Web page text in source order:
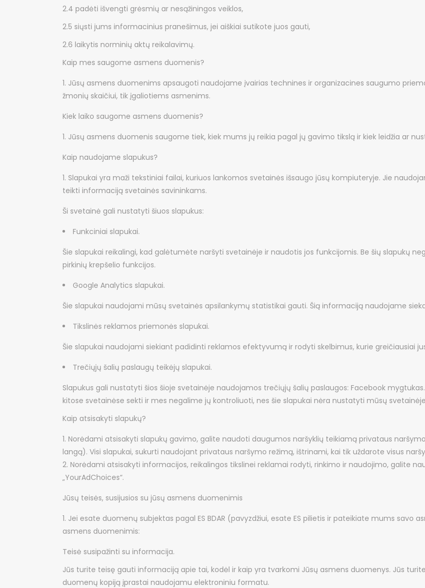
2.4 padėti išvengti grėsmių ar nesąžiningos veiklos,
2.5 siųsti jums informacinius pranešimus, jei aiškiai sutikote juos gauti,
2.6 laikytis norminių aktų reikalavimų.
Kaip mes saugome asmens duomenis?
Jūsų asmens duomenims apsaugoti naudojame įvairias technines ir organizacines saugumo
žmonių skaičiui, tik įgaliotiems asmenims.
Kiek laiko saugome asmens duomenis?
Jūsų asmens duomenis saugome tiek, kiek mums jų reikia pagal jų gavimo tikslą ir kiek leidžia ar
Kaip naudojame slapukus?
Slapukai yra maži tekstiniai failai, kuriuos lankomos svetainės išsaugo jūsų kompiuteryje. Jie
teikti informaciją svetainės savininkams.
Ši svetainė gali nustatyti šiuos slapukus:
Funkciniai slapukai.
Šie slapukai reikalingi, kad galėtumėte naršyti svetainėje ir naudotis jos funkcijomis. Be šių slapukų
pirkinių krepšelio funkcijos.
Google Analytics slapukai.
Šie slapukai naudojami mūsų svetainės apsilankymų statistikai gauti. Šią informaciją naudojame
Tikslinės reklamos priemonės slapukai.
Šie slapukai naudojami siekiant padidinti reklamos efektyvumą ir rodyti skelbimus, kurie greičiausiai
Trečiųjų šalių paslaugų teikėjų slapukai.
Slapukus gali nustatyti šios šioje svetainėje naudojamos trečiųjų šalių paslaugos: Facebook
kitose svetainėse sekti ir mes negalime jų kontroliuoti, nes šie slapukai nėra nustatyti mūsų
Kaip atsisakyti slapukų?
Norėdami atsisakyti slapukų gavimo, galite naudoti daugumos naršyklių teikiamą privataus
langą). Visi slapukai, sukurti naudojant privataus naršymo režimą, ištrinami, kai tik uždarote visus
Norėdami atsisakyti informacijos, reikalingos tikslinei reklamai rodyti, rinkimo ir naudojimo, galite
„YourAdChoices“.
Jūsų teisės, susijusios su jūsų asmens duomenimis
Jei esate duomenų subjektas pagal ES BDAR (pavyzdžiui, esate ES pilietis ir pateikiate mums savo
asmens duomenimis:
Teisė susipažinti su informacija.
Jūs turite teisę gauti informaciją apie tai, kodėl ir kaip yra tvarkomi Jūsų asmens duomenys. Jūs
duomenų kopiją įprastai naudojamu elektroniniu formatu.